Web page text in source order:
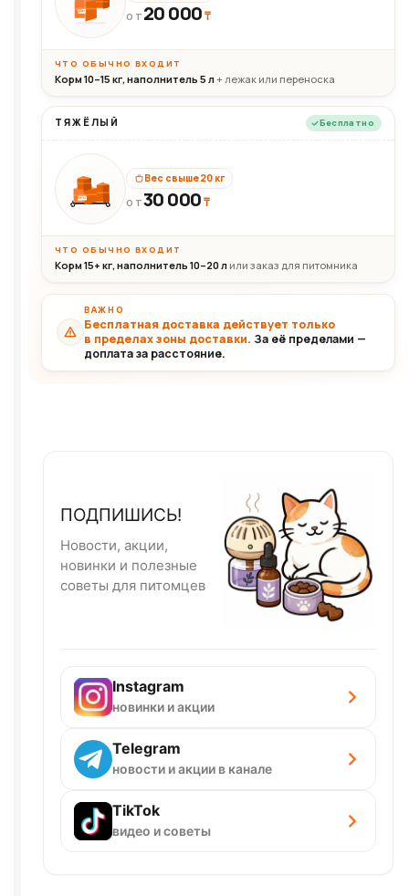
20кг
ОТ 20 000₸
ЧТО ОБЫЧНО ВХОДИТ
Корм 10–15 кг, наполнитель 5 л+ лежак или переноска
ТЯЖЁЛЫЙ Бесплатно
30+кг
Вес свыше 20 кг
ОТ30 000₸
ЧТО ОБЫЧНО ВХОДИТ
Корм 15+ кг, наполнитель 10–20 л или заказ для питомника
ВАЖНО
Бесплатная доставка действует только
в пределах зоны доставки. За её пределами —
доплата за расстояние.
ПОДПИШИСЬ!
Новости, акции,
новинки и полезные
советы для питомцев
Instagram
новинки и акции
Telegram
новости и акции в канале
TikTok
видео и советы